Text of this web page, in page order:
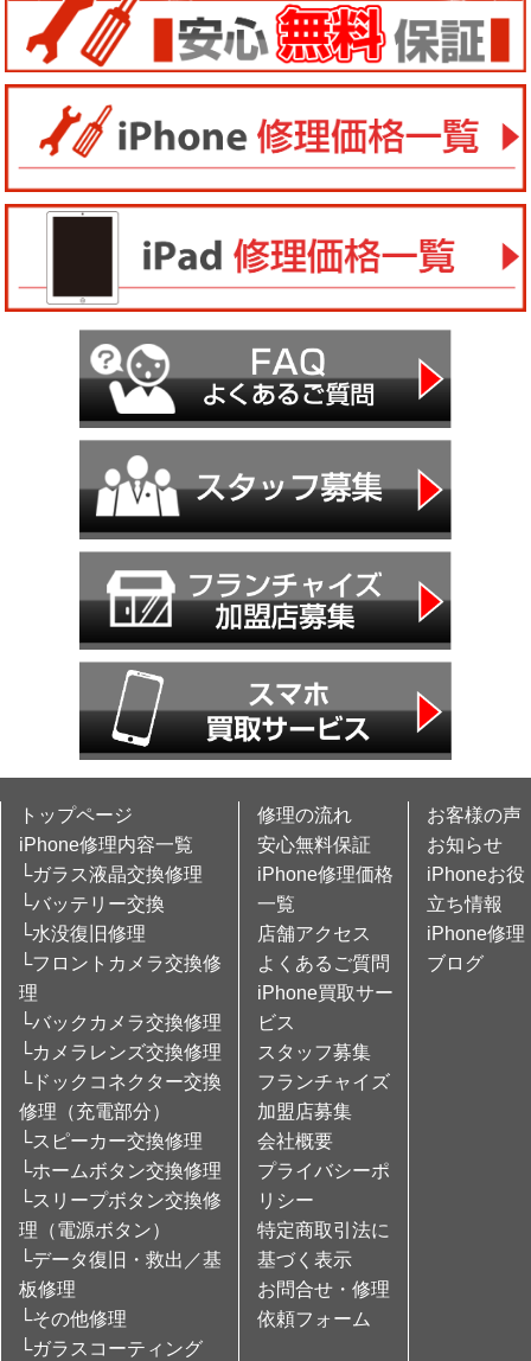
トップページ
iPhone修理内容一覧
└ガラス液晶交換修理
└バッテリー交換
└水没復旧修理
└フロントカメラ交換修
理
└バックカメラ交換修理
└カメラレンズ交換修理
└ドックコネクター交換
修理（充電部分）
└スピーカー交換修理
└ホームボタン交換修理
└スリープボタン交換修
理（電源ボタン）
└データ復旧・救出／基
板修理
└その他修理
└ガラスコーティング
修理の流れ
安心無料保証
iPhone修理価格
一覧
店舗アクセス
よくあるご質問
iPhone買取サー
ビス
スタッフ募集
フランチャイズ
加盟店募集
会社概要
プライバシーポ
リシー
特定商取引法に
基づく表示
お問合せ・修理
依頼フォーム
お客様の声
お知らせ
iPhoneお役
立ち情報
iPhone修理
ブログ